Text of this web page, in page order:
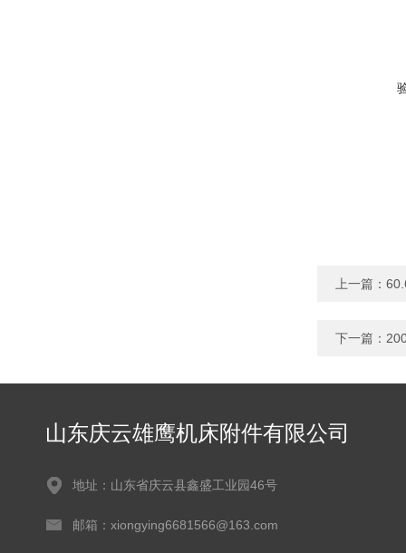
上一篇：
下一篇：
山东庆云雄鹰机床附件有限公司
地址：山东省庆云县鑫盛工业园46号
邮箱：xiongying6681566@163.com